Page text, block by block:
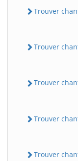
Trouver
Trouver
Trouver
Trouver
Trouver